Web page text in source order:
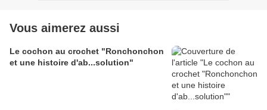
Vous aimerez aussi
Le cochon au crochet "Ronchonchon
et une histoire d'ab...solution"